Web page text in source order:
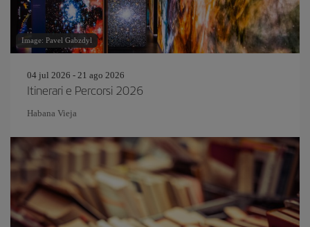
Image: Pavel Gabzdyl
04 jul 2026 - 21 ago 2026
Itinerari e Percorsi 2026
Habana Vieja